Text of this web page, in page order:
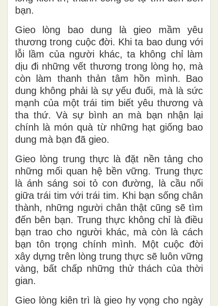
bạn.
Gieo lòng bao dung là gieo mầm yêu
thương trong cuộc đời. Khi ta bao dung với
lỗi lầm của người khác, ta không chỉ làm
dịu đi những vết thương trong lòng họ, mà
còn làm thanh thản tâm hồn mình. Bao
dung không phải là sự yếu đuối, mà là sức
mạnh của một trái tim biết yêu thương và
tha thứ. Và sự bình an mà bạn nhận lại
chính là món quà từ những hạt giống bao
dung mà bạn đã gieo.
Gieo lòng trung thực là đặt nền tảng cho
những mối quan hệ bền vững. Trung thực
là ánh sáng soi tỏ con đường, là cầu nối
giữa trái tim với trái tim. Khi bạn sống chân
thành, những người chân thật cũng sẽ tìm
đến bên bạn. Trung thực không chỉ là điều
bạn trao cho người khác, mà còn là cách
bạn tôn trọng chính mình. Một cuộc đời
xây dựng trên lòng trung thực sẽ luôn vững
vàng, bất chấp những thử thách của thời
gian.
Gieo lòng kiên trì là gieo hy vọng cho ngày